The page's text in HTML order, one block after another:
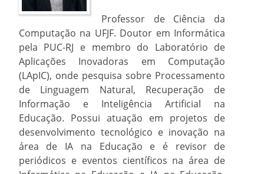
Professor de Ciência da
Computação na UFJF. Doutor em Informática
pela PUC-RJ e membro do Laboratório de
Aplicações Inovadoras em Computação
(LApIC), onde pesquisa sobre Processamento
de Linguagem Natural, Recuperação de
Informação e Inteligência Artificial na
Educação. Possui atuação em projetos de
desenvolvimento tecnológico e inovação na
área de IA na Educação e é revisor de
periódicos e eventos científicos na área de